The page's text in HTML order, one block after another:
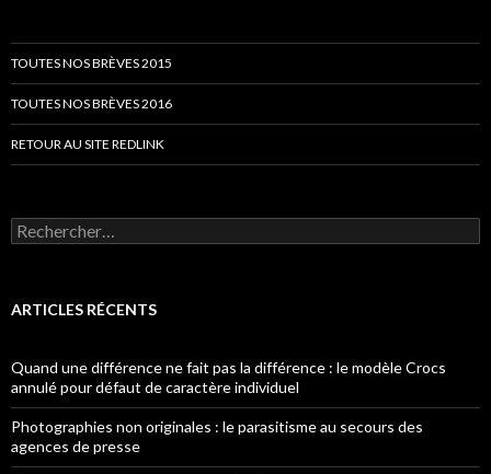
TOUTES NOS BRÈVES 2015
TOUTES NOS BRÈVES 2016
RETOUR AU SITE REDLINK
Rechercher :
ARTICLES RÉCENTS
Quand une différence ne fait pas la différence : le modèle Crocs
annulé pour défaut de caractère individuel
Photographies non originales : le parasitisme au secours des
agences de presse